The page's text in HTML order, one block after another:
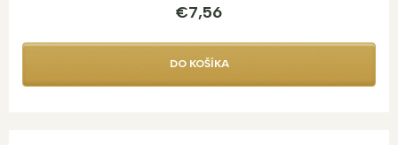
€7,56
DO KOŠÍKA